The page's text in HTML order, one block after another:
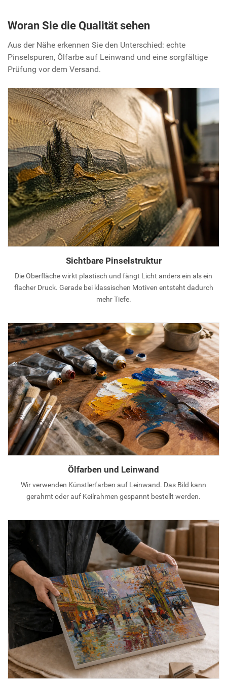
Woran Sie die Qualität sehen
Aus der Nähe erkennen Sie den Unterschied: echte
Pinselspuren, Ölfarbe auf Leinwand und eine sorgfältige
Prüfung vor dem Versand.
Sichtbare Pinselstruktur
Die Oberfläche wirkt plastisch und fängt Licht anders ein als ein
flacher Druck. Gerade bei klassischen Motiven entsteht dadurch
mehr Tiefe.
Ölfarben und Leinwand
Wir verwenden Künstlerfarben auf Leinwand. Das Bild kann
gerahmt oder auf Keilrahmen gespannt bestellt werden.